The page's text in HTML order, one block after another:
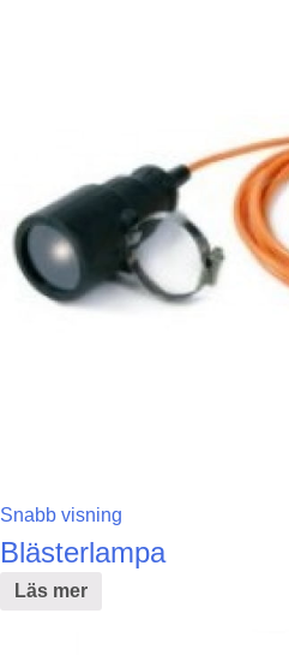
Snabb visning
Blästerlampa
Läs mer